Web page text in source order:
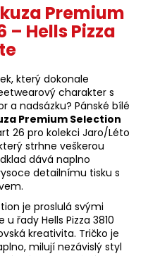
Premium
– Hells Pizza
který dokonale
charakter s
a nadsázku? Pánské bílé
Premium Selection
26 pro kolekci Jaro/Léto
strhne veškerou
dává naplno
detailnímu tisku s
je proslulá svými
řady Hells Pizza 3810
kreativita. Tričko je
milují nezávislý styl